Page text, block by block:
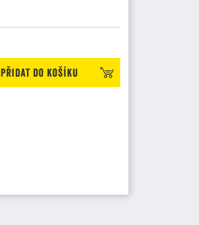
Přidat do košíku